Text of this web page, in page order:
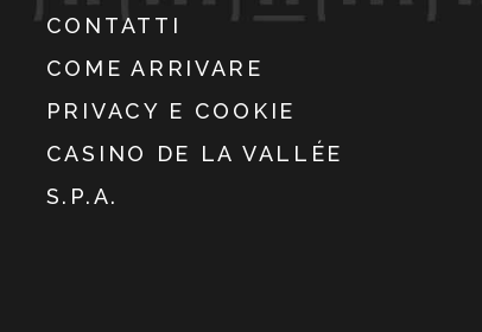
CONTATTI
COME ARRIVARE
PRIVACY E COOKIE
CASINO DE LA VALLÉE
S.P.A.